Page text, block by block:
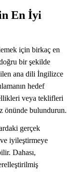
En İyi
için birkaç en
bir şekilde
ana dili İngilizce
hedef
veya teklifleri
önünde bulundurun.
gerçek
iyileştirmeye
Dahası,